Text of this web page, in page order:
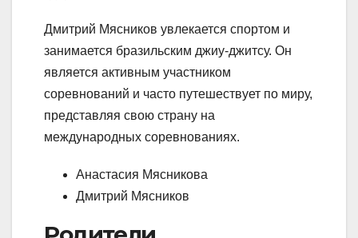
Дмитрий Мясников увлекается спортом и
занимается бразильским джиу-джитсу. Он
является активным участником
соревнований и часто путешествует по миру,
представляя свою страну на
международных соревнованиях.
Анастасия Мясникова
Дмитрий Мясников